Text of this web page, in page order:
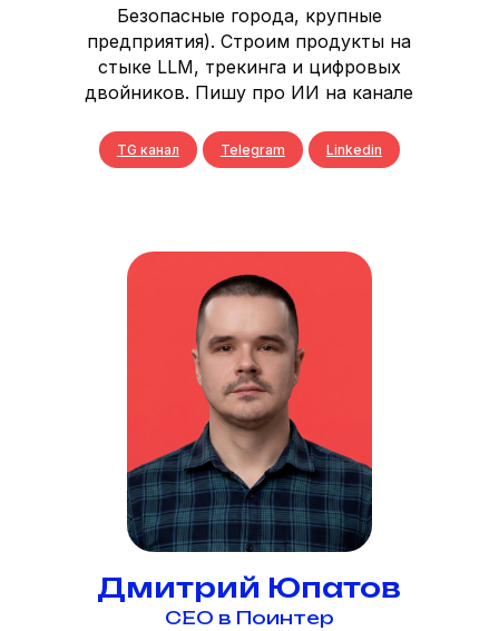
Безопасные города, крупные
предприятия). Строим продукты на
стыке LLM, трекинга и цифровых
двойников. Пишу про ИИ на канале
TG канал Telegram Linkedin
Дмитрий Юпатов
СЕО в Поинтер